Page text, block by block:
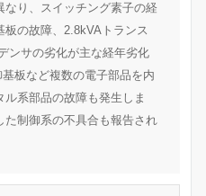
なり、スイッチング素子の経
の故障、2.8kVAトランス
ンサの劣化が主な経年劣化
板など複数の電子部品を内
系部品の故障も発生しま
制御系の不具合も報告され